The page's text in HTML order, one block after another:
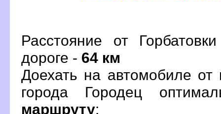
Расстояние от
дороге - 64 км
Доехать на автомобиле от
орода Городец
маршруту: